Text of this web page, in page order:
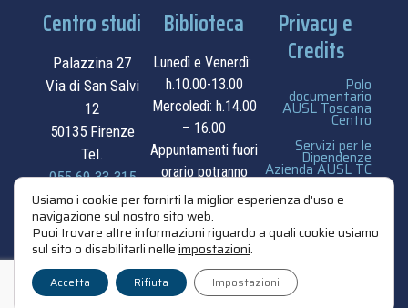
Centro studi
Palazzina 27
Via di San Salvi
12
50135 Firenze
Tel.
055.69.33.315
contatti
Biblioteca
Lunedì e Venerdì:
h.10.00-13.00
Mercoledì: h.14.00
– 16.00
Appuntamenti fuori
orario potranno
essere
concordati su
appuntamento.
contatti
Privacy e
Credits
Polo
documentario
AUSL Toscana
Centro
Servizi per le
Dipendenze
Azienda AUSL TC
privacy e cookie
Usiamo i cookie per fornirti la miglior esperienza d'uso e
navigazione sul nostro sito web.
Puoi trovare altre informazioni riguardo a quali cookie usiamo
sul sito o disabilitarli nelleimpostazioni.
Accetta Rifiuta Impostazioni